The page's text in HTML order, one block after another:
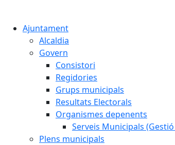
Ajuntament
Alcaldia
Govern
Consistori
Regidories
Grups municipals
Resultats Electorals
Organismes depenents
Serveis Municipals
Plens municipals